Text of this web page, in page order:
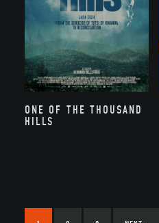
ONE OF THE THOUSAND
HILLS